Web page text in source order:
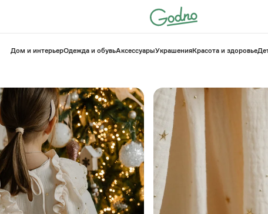
⁠Дом и интерьерОдежда и обувьАксессуарыУкрашенияКрасота и здоровье